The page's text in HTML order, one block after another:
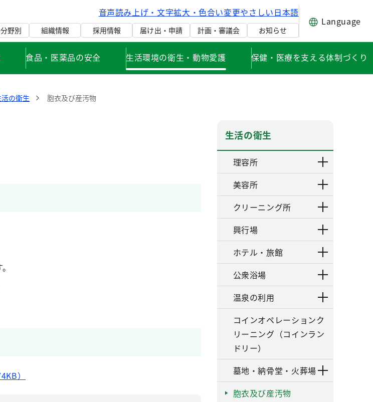
音声読み上げ・文字拡大・色合い変更やさしい日本語
野別 組織情報 採用情報 届け出・申請 計画・審議会 お知らせ
Language
食品・医薬品の安全 生活環境の衛生・動物愛護 保健・医療を支える体制づくり
活の衛生 胞衣及び産汚物
）
生活の衛生
理容所
美容所
クリーニング所
興行場
ホテル・旅館
公衆浴場
温泉の利用
コインオペレーションク
リーニング（コインラン
ドリー）
墓地・納骨堂・火葬場
胞衣及び産汚物